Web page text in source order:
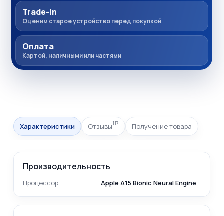
Trade-in
Оценим старое устройство перед покупкой
Оплата
Картой, наличными или частями
Характеристики Отзывы117 Получение товара
Производительность
Процессор Apple A15 Bionic Neural Engine